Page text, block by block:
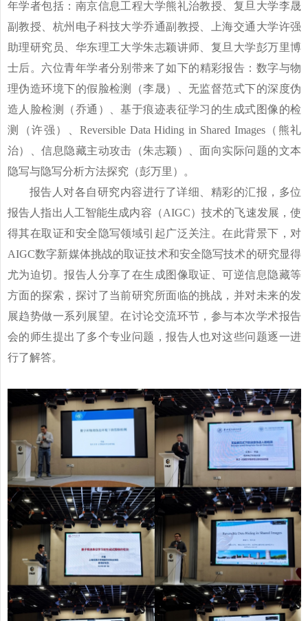
年学者包括：南京信息工程大学熊礼治教授、复旦大学李晟
副教授、杭州电子科技大学乔通副教授、上海交通大学许强
助理研究员、华东理工大学朱志颖讲师、复旦大学彭万里博
士后。六位青年学者分别带来了如下的精彩报告：数字与物
理伪造环境下的假脸检测（李晟）、无监督范式下的深度伪
造人脸检测（乔通）、基于痕迹表征学习的生成式图像的检
测（许强）、 Reversible Data Hiding in Shared Images（熊礼
治）、信息隐藏主动攻击（朱志颖）、面向实际问题的文本
隐写与隐写分析方法探究（彭万里）。
报告人对各自研究内容进行了详细、精彩的汇报，多位
报告人指出人工智能生成内容（AIGC）技术的飞速发展，使
得其在取证和安全隐写领域引起广泛关注。在此背景下，对
AIGC数字新媒体挑战的取证技术和安全隐写技术的研究显得
尤为迫切。报告人分享了在生成图像取证、可逆信息隐藏等
方面的探索，探讨了当前研究所面临的挑战，并对未来的发
展趋势做一系列展望。在讨论交流环节，参与本次学术报告
会的师生提出了多个专业问题，报告人也对这些问题逐一进
行了解答。